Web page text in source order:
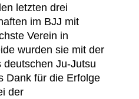
letzten drei
im BJJ mit
Verein in
wurden sie mit der
deutschen Ju-Jutsu
Dank für die Erfolge
der